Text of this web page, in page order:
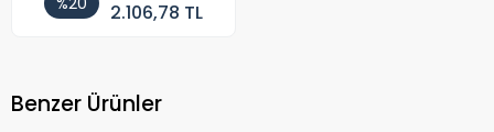
2.106,78 TL
Benzer Ürünler